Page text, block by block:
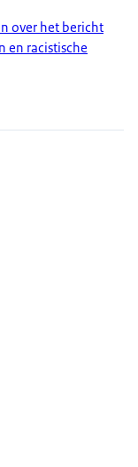
over het bericht
en racistische